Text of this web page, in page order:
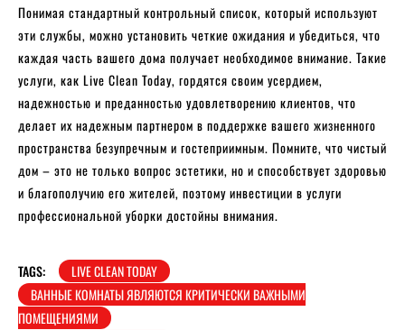
Понимая стандартный контрольный список, который используют
эти службы, можно установить четкие ожидания и убедиться, что
каждая часть вашего дома получает необходимое внимание. Такие
услуги, как Live Clean Today, гордятся своим усердием,
надежностью и преданностью удовлетворению клиентов, что
делает их надежным партнером в поддержке вашего жизненного
пространства безупречным и гостеприимным. Помните, что чистый
дом – это не только вопрос эстетики, но и способствует здоровью
и благополучию его жителей, поэтому инвестиции в услуги
профессиональной уборки достойны внимания.
TAGS:
LIVE CLEAN TODAY
ВАННЫЕ КОМНАТЫ ЯВЛЯЮТСЯ КРИТИЧЕСКИ ВАЖНЫМИ
ПОМЕЩЕНИЯМИ